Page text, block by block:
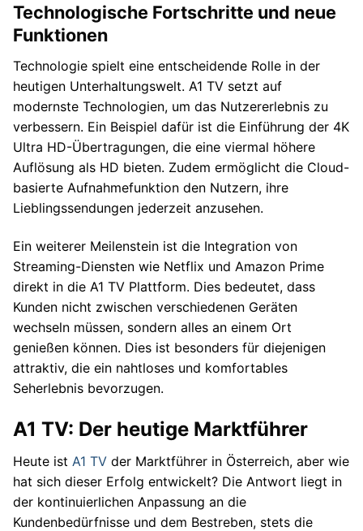
Technologische Fortschritte und neue
Funktionen
Technologie spielt eine entscheidende Rolle in der
heutigen Unterhaltungswelt. A1 TV setzt auf
modernste Technologien, um das Nutzererlebnis zu
verbessern. Ein Beispiel dafür ist die Einführung der 4K
Ultra HD-Übertragungen, die eine viermal höhere
Auflösung als HD bieten. Zudem ermöglicht die Cloud-
basierte Aufnahmefunktion den Nutzern, ihre
Lieblingssendungen jederzeit anzusehen.
Ein weiterer Meilenstein ist die Integration von
Streaming-Diensten wie Netflix und Amazon Prime
direkt in die A1 TV Plattform. Dies bedeutet, dass
Kunden nicht zwischen verschiedenen Geräten
wechseln müssen, sondern alles an einem Ort
genießen können. Dies ist besonders für diejenigen
attraktiv, die ein nahtloses und komfortables
Seherlebnis bevorzugen.
A1 TV: Der heutige Marktführer
Heute ist A1 TV der Marktführer in Österreich, aber wie
hat sich dieser Erfolg entwickelt? Die Antwort liegt in
der kontinuierlichen Anpassung an die
Kundenbedürfnisse und dem Bestreben, stets die